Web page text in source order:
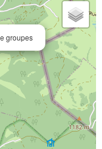
groupes